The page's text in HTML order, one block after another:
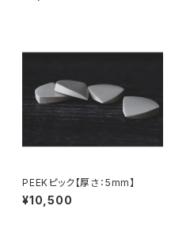
PEEKピック【厚さ：5mm】
¥10,500